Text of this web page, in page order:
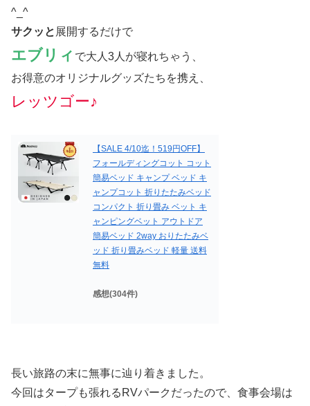
^_^
サクッと 展開するだけで
エブリィ で大人3人が寝れちゃう、
お得意のオリジナルグッズたちを携え、
レッツゴー♪
【SALE 4/10迄！519円OFF】
フォールディングコット コット
簡易ベッド キャンプ ベッド キ
ャンプコット 折りたたみベッド
コンパクト 折り畳み ベット キ
ャンピングベット アウトドア
簡易ベッド 2way おりたたみベ
ッド 折り畳みベッド 軽量 送料
無料
感想(304件)
長い旅路の末に無事に辿り着きました。
今回はタープも張れるRVパークだったので、食事会場は